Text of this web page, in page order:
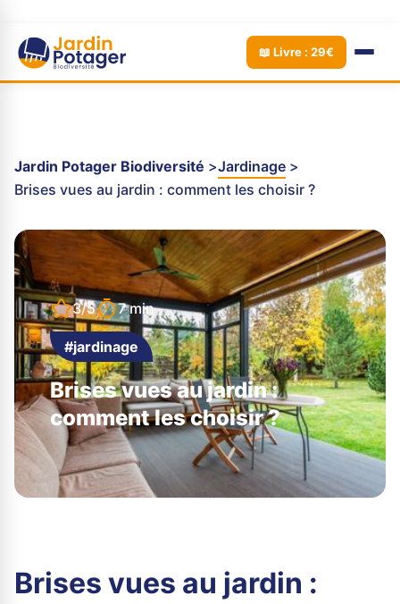
📖 Livre : 29€
Jardin Potager Biodiversité
Jardinage
Brises vues au jardin : comment les choisir ?
3/5 7 min
#jardinage
Brises vues au jardin :
comment les choisir ?
Brises vues au jardin :